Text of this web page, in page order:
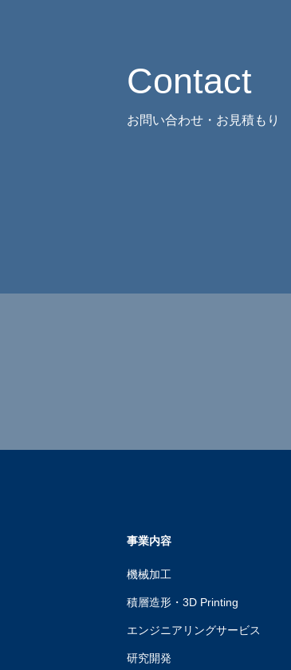
Contact
お問い合わせ・お見積もり
事業内容
機械加工
積層造形・3D Printing
エンジニアリングサービス
研究開発